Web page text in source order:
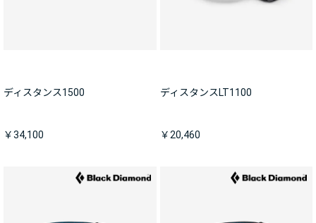
ディスタンス1500
￥34,100
ディスタンスLT1100
￥20,460